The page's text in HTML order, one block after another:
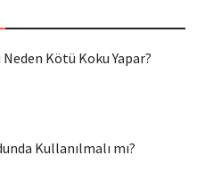
Kötü Koku Yapar?
Kullanılmalı mı?